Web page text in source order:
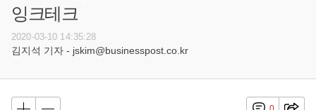
잉크테크
2020-03-10 14:35:28
김지석 기자 - jskim@businesspost.co.kr